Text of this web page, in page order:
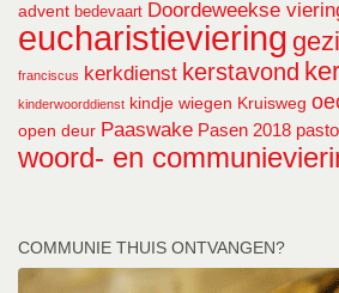
advent bedevaart Doordeweekse
eucharistieviering
franciscus kerkdienst kerstavond
kinderwoorddienst kindje wiegen Kruisweg
open deur Paaswake Pasen 2018
woord- en
COMMUNIE THUIS ONTVANGEN?